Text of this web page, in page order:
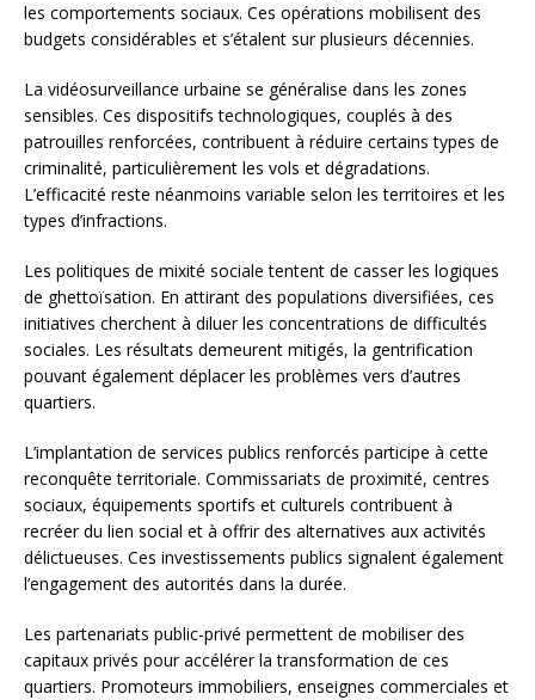
les comportements sociaux. Ces opérations mobilisent des
budgets considérables et s’étalent sur plusieurs décennies.
La vidéosurveillance urbaine se généralise dans les zones
sensibles. Ces dispositifs technologiques, couplés à des
patrouilles renforcées, contribuent à réduire certains types de
criminalité, particulièrement les vols et dégradations.
L’efficacité reste néanmoins variable selon les territoires et les
types d’infractions.
Les politiques de mixité sociale tentent de casser les logiques
de ghettoïsation. En attirant des populations diversifiées, ces
initiatives cherchent à diluer les concentrations de difficultés
sociales. Les résultats demeurent mitigés, la gentrification
pouvant également déplacer les problèmes vers d’autres
quartiers.
L’implantation de services publics renforcés participe à cette
reconquête territoriale. Commissariats de proximité, centres
sociaux, équipements sportifs et culturels contribuent à
recréer du lien social et à offrir des alternatives aux activités
délictueuses. Ces investissements publics signalent également
l’engagement des autorités dans la durée.
Les partenariats public-privé permettent de mobiliser des
capitaux privés pour accélérer la transformation de ces
quartiers. Promoteurs immobiliers, enseignes commerciales et